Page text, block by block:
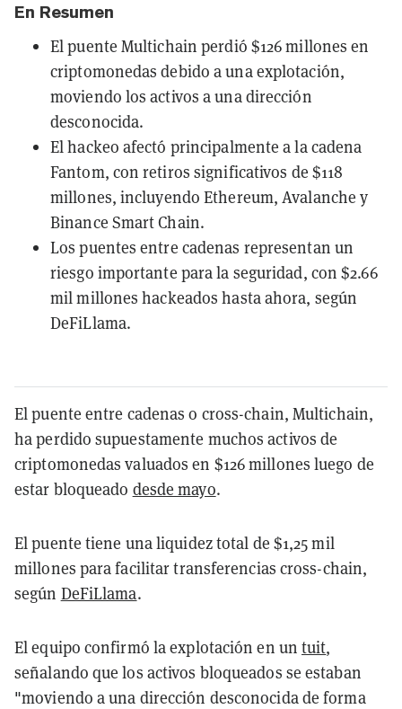
En Resumen
El puente Multichain perdió $126 millones en
criptomonedas debido a una explotación,
moviendo los activos a una dirección
desconocida.
El hackeo afectó principalmente a la cadena
Fantom, con retiros significativos de $118
millones, incluyendo Ethereum, Avalanche y
Binance Smart Chain.
Los puentes entre cadenas representan un
riesgo importante para la seguridad, con $2.66
mil millones hackeados hasta ahora, según
DeFiLlama.
El puente entre cadenas o cross-chain, Multichain,
ha perdido supuestamente muchos activos de
criptomonedas valuados en $126 millones luego de
estar bloqueado desde mayo.
El puente tiene una liquidez total de $1,25 mil
millones para facilitar transferencias cross-chain,
según DeFiLlama.
El equipo confirmó la explotación en untuit,
señalando que los activos bloqueados se estaban
"moviendo a una dirección desconocida de forma